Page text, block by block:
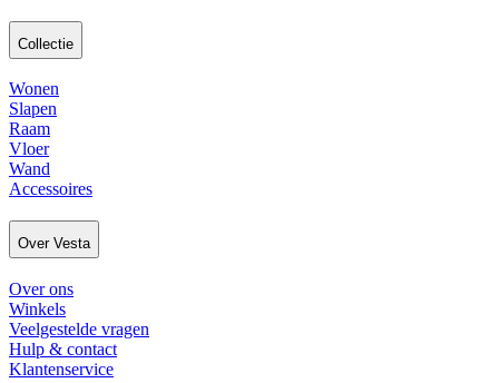
Collectie
Wonen
Slapen
Raam
Vloer
Wand
Accessoires
Over Vesta
Over ons
Winkels
Veelgestelde vragen
Hulp & contact
Klantenservice